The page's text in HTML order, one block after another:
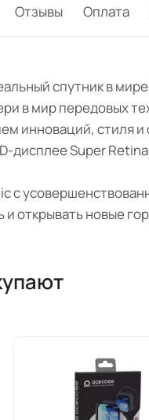
Отзывы Оплата
спутник в
в мир передовых
инноваций, стиля
дисплее Super
с
и открывать новые